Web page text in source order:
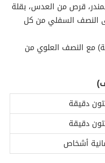
قرص من العدس، بقلة
النصف السفلي من كل
مع النصف العلوي من
دقيقة
دقيقة
أشخاص